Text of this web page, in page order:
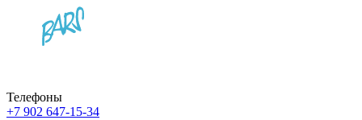
Телефоны
+7 902 647-15-34